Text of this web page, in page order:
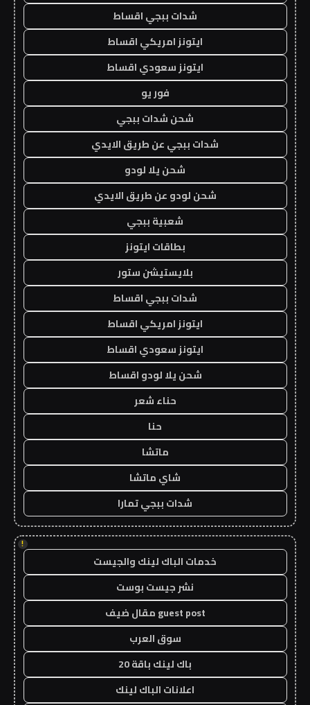
شدات ببجي اقساط
ايتونز امريكي اقساط
ايتونز سعودي اقساط
فور يو
شحن شدات ببجي
شدات ببجي عن طريق الايدي
شحن يلا لودو
شحن لودو عن طريق الايدي
شعبية ببجي
بطاقات ايتونز
بلايستيشن ستور
شدات ببجي اقساط
ايتونز امريكي اقساط
ايتونز سعودي اقساط
شحن يلا لودو اقساط
حناء شعر
حنا
ماتشا
شاي ماتشا
شدات ببجي تمارا
!
خدمات الباك لينك والجيست
نشر جيست بوست
guest post مقال ضيف
سوق العرب
باك لينك باقة 20
اعلانات الباك لينك